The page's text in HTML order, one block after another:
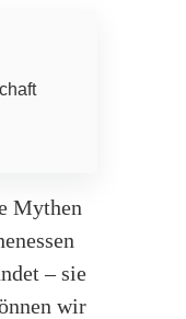
Mythen
– sie
wir